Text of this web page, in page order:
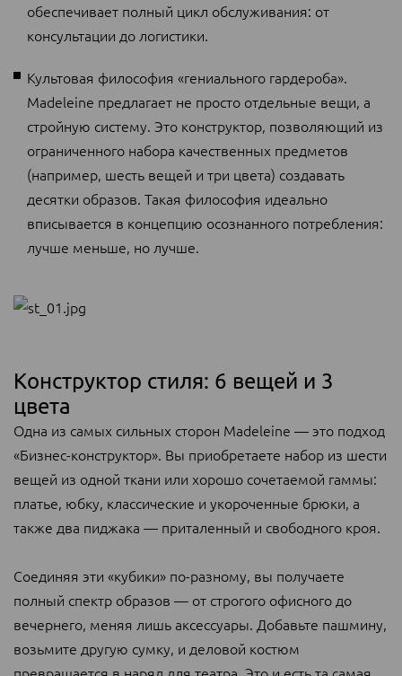
обеспечивает полный цикл обслуживания: от
консультации до логистики.
Культовая философия «гениального гардероба».
Madeleine предлагает не просто отдельные вещи, а
стройную систему. Это конструктор, позволяющий из
ограниченного набора качественных предметов
(например, шесть вещей и три цвета) создавать
десятки образов. Такая философия идеально
вписывается в концепцию осознанного потребления:
лучше меньше, но лучше.
Конструктор стиля: 6 вещей и 3
цвета
Одна из самых сильных сторон Madeleine — это подход
«Бизнес-конструктор». Вы приобретаете набор из шести
вещей из одной ткани или хорошо сочетаемой гаммы:
платье, юбку, классические и укороченные брюки, а
также два пиджака — приталенный и свободного кроя.
Соединяя эти «кубики» по-разному, вы получаете
полный спектр образов — от строгого офисного до
вечернего, меняя лишь аксессуары. Добавьте пашмину,
возьмите другую сумку, и деловой костюм